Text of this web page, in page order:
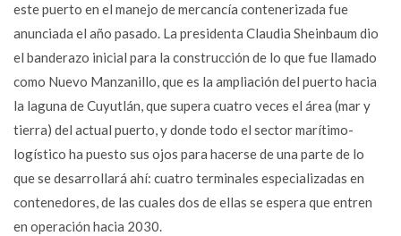
este puerto en el manejo de mercancía contenerizada fue
anunciada el año pasado. La presidenta Claudia Sheinbaum dio
el banderazo inicial para la construcción de lo que fue llamado
como Nuevo Manzanillo, que es la ampliación del puerto hacia
la laguna de Cuyutlán, que supera cuatro veces el área (mar y
tierra) del actual puerto, y donde todo el sector marítimo-
logístico ha puesto sus ojos para hacerse de una parte de lo
que se desarrollará ahí: cuatro terminales especializadas en
contenedores, de las cuales dos de ellas se espera que entren
en operación hacia 2030.